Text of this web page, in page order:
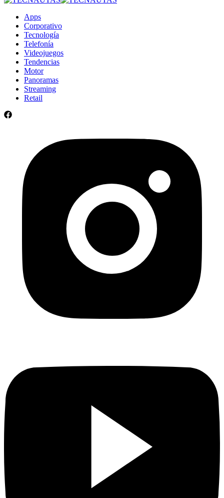
Apps
Corporativo
Tecnología
Telefonía
Videojuegos
Tendencias
Motor
Panoramas
Streaming
Retail